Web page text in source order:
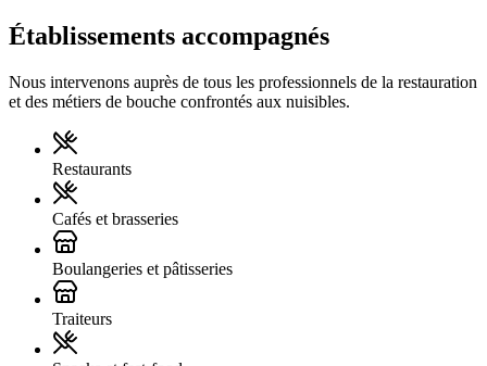
Établissements accompagnés
Nous intervenons auprès de tous les professionnels de la restauration
et des métiers de bouche confrontés aux nuisibles.
Restaurants
Cafés et brasseries
Boulangeries et pâtisseries
Traiteurs